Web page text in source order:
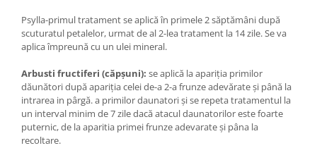
Psylla-primul tratament se aplică în primele 2 săptămâni după
scuturatul petalelor, urmat de al 2-lea tratament la 14 zile. Se va
aplica împreună cu un ulei mineral.
Arbusti fructiferi (căpşuni): se aplică la apariția primilor
dăunători după apariţia celei de-a 2-a frunze adevărate şi până la
intrarea in pârgă. a primilor daunatori şi se repeta tratamentul la
un interval minim de 7 zile dacă atacul daunatorilor este foarte
puternic, de la aparitia primei frunze adevarate şi pâna la
recoltare.